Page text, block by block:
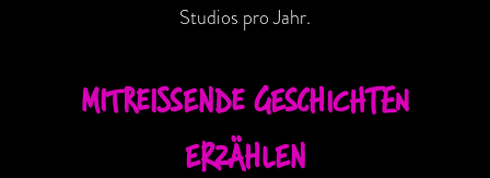
Studios pro Jahr.
MITREISSENDE GESCHICHTEN
ERZÄHLEN